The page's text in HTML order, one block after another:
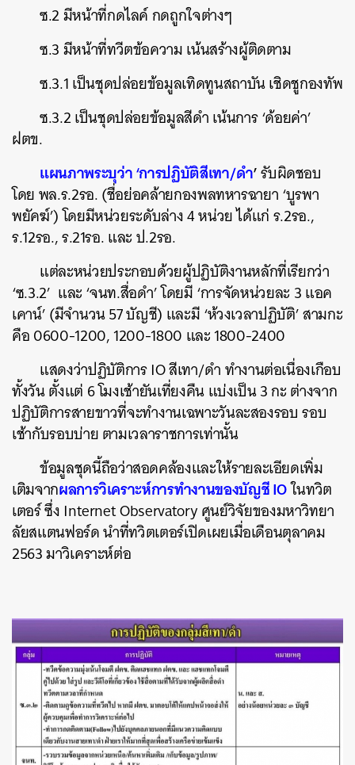
ซ.2 มีหน้าที่กดไลค์ กดถูกใจต่างๆ
ซ.3 มีหน้าที่ทวีตข้อความ เน้นสร้างผู้ติดตาม
ซ.3.1 เป็นชุดปล่อยข้อมูลเทิดทูนสถาบัน เชิดชูกองทัพ
ซ.3.2 เป็นชุดปล่อยข้อมูลสีดำ เน้นการ ‘ด้อยค่า’
ฝตข.
แผนภาพระบุว่า ‘การปฏิบัติสีเทา/ดำ’รับผิดชอบ
โดย พล.ร.2รอ. (ชื่อย่อคล้ายกองพลทหารฉายา ‘บูรพา
พยัคฆ์’) โดยมีหน่วยระดับล่าง 4 หน่วย ได้แก่ ร.2รอ.,
ร.12รอ., ร.21รอ. และ ป.2รอ.
แต่ละหน่วยประกอบด้วยผู้ปฏิบัติงานหลักที่เรียกว่า
‘ซ.3.2’ และ ‘จนท.สื่อดำ’ โดยมี ‘การจัดหน่วยละ 3 แอค
เคาน์’ (มีจำนวน 57 บัญชี) และมี ‘ห้วงเวลาปฏิบัติ’ สามกะ
คือ 0600-1200, 1200-1800 และ 1800-2400
แสดงว่าปฏิบัติการ IO สีเทา/ดำ ทำงานต่อเนื่องเกือบ
ทั้งวัน ตั้งแต่ 6 โมงเช้ายันเที่ยงคืน แบ่งเป็น 3 กะ ต่างจาก
ปฏิบัติการสายขาวที่จะทำงานเฉพาะวันละสองรอบ รอบ
เช้ากับรอบบ่าย ตามเวลาราชการเท่านั้น
ข้อมูลชุดนี้ถือว่าสอดคล้องและให้รายละเอียดเพิ่ม
เติมจากผลการวิเคราะห์การทำงานของบัญชี IOในทวิต
เตอร์ ซึ่ง Internet Observatory ศูนย์วิจัยของมหาวิทยา
ลัยสแตนฟอร์ด นำที่ทวิตเตอร์เปิดเผยเมื่อเดือนตุลาคม
2563 มาวิเคราะห์ต่อ